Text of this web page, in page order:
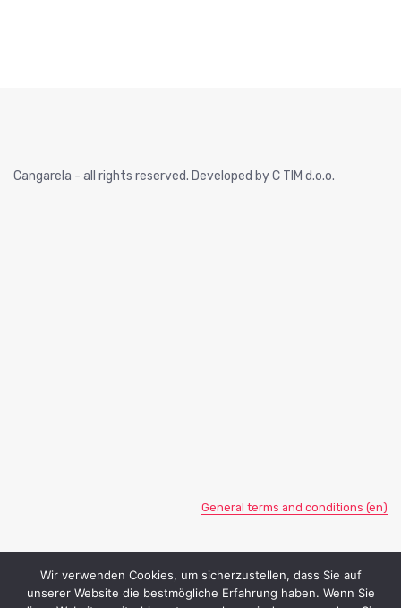
Cangarela - all rights reserved. Developed by C TIM d.o.o.
General terms and conditions (en)
Wir verwenden Cookies, um sicherzustellen, dass Sie auf
unserer Website die bestmögliche Erfahrung haben. Wenn Sie